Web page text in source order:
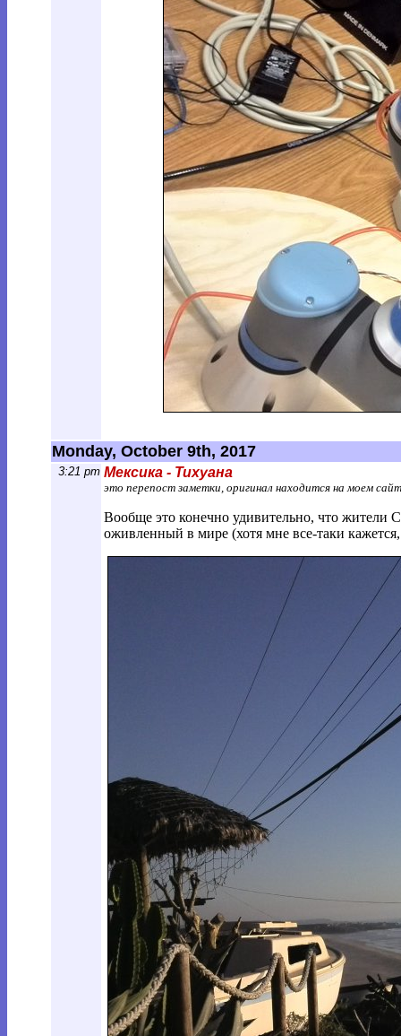
Monday, October 9th, 2017
3:21 pm Мексика - Тихуана
это перепост заметки, оригинал находится на моем
Вообще это конечно удивительно, что жители
оживленный в мире (хотя мне все-таки